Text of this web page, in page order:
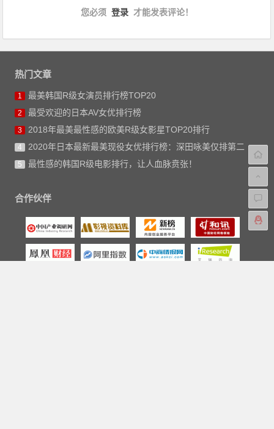
您必须 登录 才能发表评论！
热门文章
1 最美韩国R级女演员排行榜TOP20
2 最受欢迎的日本AV女优排行榜
3 2018年最美最性感的欧美R级女影星TOP20排行
4 2020年日本最新最美现役女优排行榜：深田咏美仅排第二
5 最性感的韩国R级电影排行，让人血脉贲张！
合作伙伴